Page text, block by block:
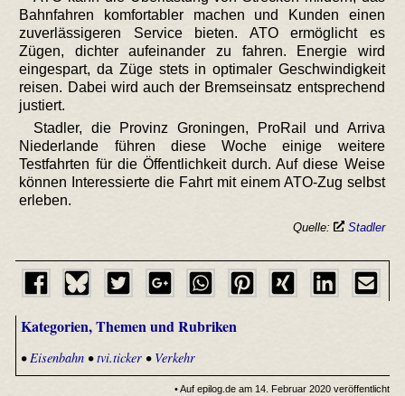
Bahnfahren komfortabler machen und Kunden einen
zuverlässigeren Service bieten. ATO ermöglicht es
Zügen, dichter aufeinander zu fahren. Energie wird
eingespart, da Züge stets in optimaler Geschwindigkeit
reisen. Dabei wird auch der Bremseinsatz entsprechend
justiert.
Stadler, die Provinz Groningen, ProRail und Arriva
Niederlande führen diese Woche einige weitere
Testfahrten für die Öffentlichkeit durch. Auf diese Weise
können Interessierte die Fahrt mit einem ATO-Zug selbst
erleben.
Quelle: Stadler
Kategorien, Themen und Rubriken
•Eisenbahn•tvi.ticker• Verkehr
• Auf epilog.de am 14. Februar 2020 veröffentlicht